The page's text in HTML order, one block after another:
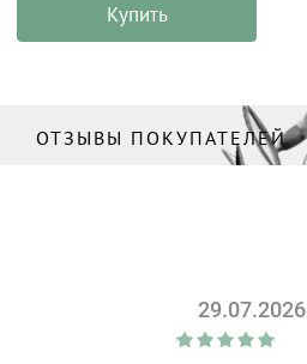
Купить
ОТЗЫВЫ ПОКУПАТЕЛЕЙ
29.07.2026